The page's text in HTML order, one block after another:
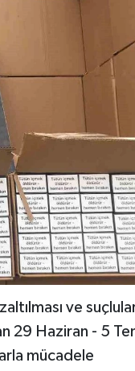
ve
29 Haziran - 5
mücadele